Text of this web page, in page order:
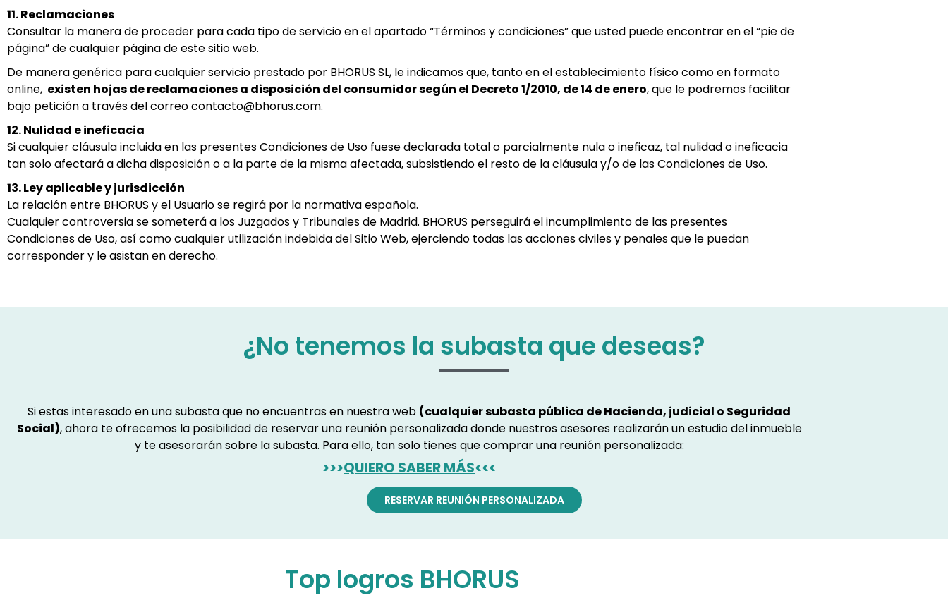
11. Reclamaciones
Consultar la manera de proceder para cada tipo de servicio en el apartado “Términos y condiciones” que usted puede encontrar en el “pie de
página” de cualquier página de este sitio web.
De manera genérica para cualquier servicio prestado por BHORUS SL, le indicamos que, tanto en el establecimiento físico como en formato
online, existen hojas de reclamaciones a disposición del consumidor según el Decreto 1/2010, de 14 de enero, que le podremos facilitar
bajo petición a través del correo contacto@bhorus.com.
12. Nulidad e ineficacia
Si cualquier cláusula incluida en las presentes Condiciones de Uso fuese declarada total o parcialmente nula o ineficaz, tal nulidad o ineficacia
tan solo afectará a dicha disposición o a la parte de la misma afectada, subsistiendo el resto de la cláusula y/o de las Condiciones de Uso.
13. Ley aplicable y jurisdicción
La relación entre BHORUS y el Usuario se regirá por la normativa española.
Cualquier controversia se someterá a los Juzgados y Tribunales de Madrid. BHORUS perseguirá el incumplimiento de las presentes
Condiciones de Uso, así como cualquier utilización indebida del Sitio Web, ejerciendo todas las acciones civiles y penales que le puedan
corresponder y le asistan en derecho.
¿No tenemos la subasta que deseas?
Si estas interesado en una subasta que no encuentras en nuestra web (cualquier subasta pública de Hacienda, judicial o Seguridad
Social), ahora te ofrecemos la posibilidad de reservar una reunión personalizada donde nuestros asesores realizarán un estudio del inmueble
y te asesorarán sobre la subasta. Para ello, tan solo tienes que comprar una reunión personalizada:
>>>QUIERO SABER MÁS<<<
RESERVAR REUNIÓN PERSONALIZADA
Top logros BHORUS